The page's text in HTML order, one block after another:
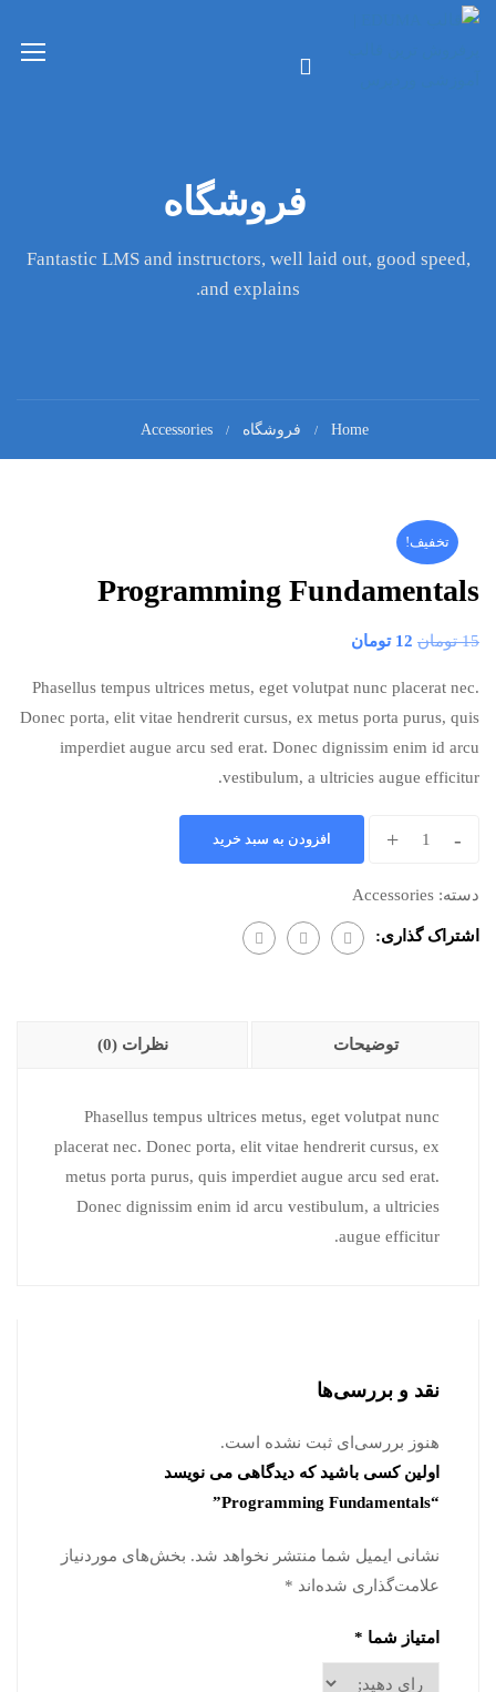
فروشگاه
Fantastic LMS and instructors, well laid out, good speed,
and explains.
Home فروشگاه Accessories
تخفیف!
Programming Fundamentals
15 تومان 12 تومان
Phasellus tempus ultrices metus, eget volutpat nunc placerat nec.
Donec porta, elit vitae hendrerit cursus, ex metus porta purus, quis
imperdiet augue arcu sed erat. Donec dignissim enim id arcu
vestibulum, a ultricies augue efficitur.
-
+ افزودن به سبد خرید
دسته: Accessories
اشتراک گذاری:
توضیحات نظرات (0)
Phasellus tempus ultrices metus, eget volutpat nunc
placerat nec. Donec porta, elit vitae hendrerit cursus, ex
metus porta purus, quis imperdiet augue arcu sed erat.
Donec dignissim enim id arcu vestibulum, a ultricies
augue efficitur.
نقد و بررسی‌ها
هنوز بررسی‌ای ثبت نشده است.
اولین کسی باشید که دیدگاهی می نویسد
“Programming Fundamentals”
نشانی ایمیل شما منتشر نخواهد شد. بخش‌های موردنیاز
علامت‌گذاری شده‌اند *
امتیاز شما *